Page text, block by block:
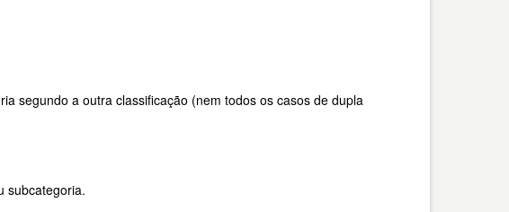
segundo a outra classificação (nem todos os casos de dupla
subcategoria.